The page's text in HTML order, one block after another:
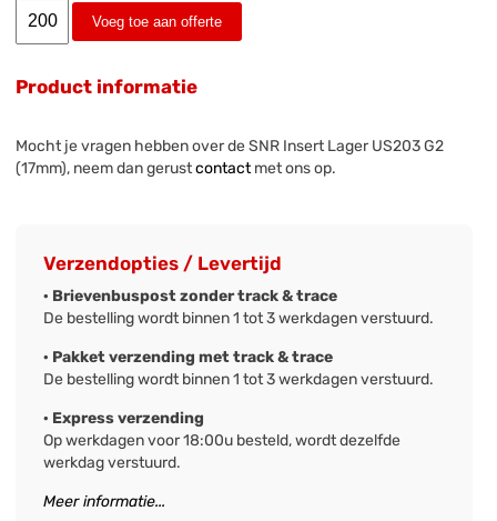
Voeg toe aan offerte
Product informatie
Mocht je vragen hebben over de SNR Insert Lager US203 G2
(17mm), neem dan gerustcontactmet ons op.
Verzendopties / Levertijd
· Brievenbuspost zonder track & trace
De bestelling wordt binnen 1 tot 3 werkdagen verstuurd.
· Pakket verzending met track & trace
De bestelling wordt binnen 1 tot 3 werkdagen verstuurd.
· Express verzending
Op werkdagen voor 18:00u besteld, wordt dezelfde
werkdag verstuurd.
Meer informatie...